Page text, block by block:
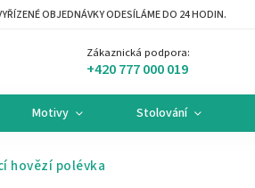
OBJEDNÁVKY ODESÍLÁME DO 24 HODIN.
Zákaznická podpora:
+420 777 000 019
Motivy Stolování
hovězí polévka